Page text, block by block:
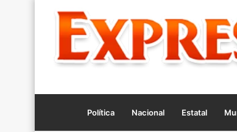
Política Nacional Estatal